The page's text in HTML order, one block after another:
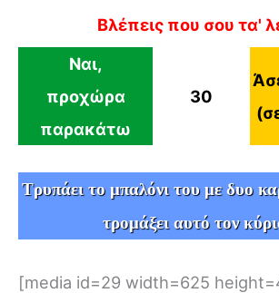
Βλέπεις που σου τα'
Ναι,
προχώρα
παρακάτω
30
Tρυπάει το μπαλόνι του με δυο
τρομάξει αυτό τον
[media id=29 width=625